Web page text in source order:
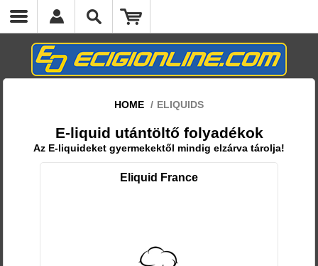
HOME / ELIQUIDS
E-liquid utántöltő folyadékok
Az E-liquideket gyermekektől mindig elzárva tárolja!
Eliquid France